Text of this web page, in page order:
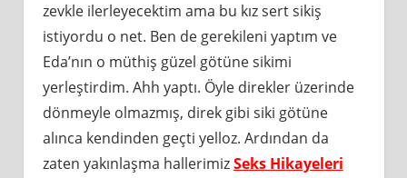
zevkle ilerleyecektim ama bu kız sert sikiş
istiyordu o net. Ben de gerekileni yaptım ve
Eda’nın o müthiş güzel götüne sikimi
yerleştirdim. Ahh yaptı. Öyle direkler üzerinde
dönmeyle olmazmış, direk gibi siki götüne
alınca kendinden geçti yelloz. Ardından da
zaten yakınlaşma hallerimizSeks Hikayeleri